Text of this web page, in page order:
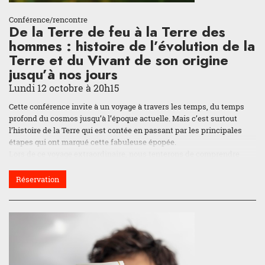
Conférence/rencontre
De la Terre de feu à la Terre des
hommes : histoire de l’évolution de la
Terre et du Vivant de son origine
jusqu’à nos jours
Lundi 12 octobre à 20h15
Cette conférence invite à un voyage à travers les temps, du temps
profond du cosmos jusqu’à l’époque actuelle. Mais c’est surtout
l’histoire de la Terre qui est contée en passant par les principales
étapes qui ont marqué cette fabuleuse épopée.
planète jusqu’à nos jours. Parmi les planètes du système solaire, le
vivant a ensemencé la Terre alors qu’elle n’était âgée que de 800
millions d’années. Cette vie fragile a traversé toutes les épreuves et
il s’en est fallu de peu pour qu’elle s’arrête. Elle a été plus forte que
les glaciations, elle a résisté au volcanisme et à l’impact d’une
météorite. Elle a survécu à cinq extinctions de masse tout en
perdant une multitude d’espèces animales et végétales. Mais
inlassablement, le vivant est parvenu jusqu’à nous, les humains.
Réservation